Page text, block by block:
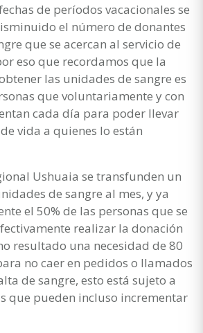
de períodos vacacionales se
el número de donantes
que se acercan al servicio de
eso que recordamos que la
las unidades de sangre es
que voluntariamente y con
cada día para poder llevar
vida a quienes lo están
Ushuaia se transfunden un
de sangre al mes, y ya
el 50% de las personas que se
realizar la donación
resultado una necesidad de 80
no caer en pedidos o llamados
de sangre, esto está sujeto a
que pueden incluso incrementar